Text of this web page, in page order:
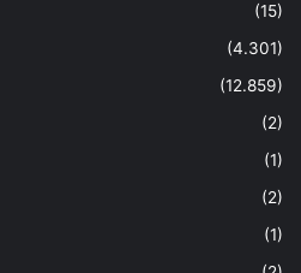
(15)
(4.301)
(12.859)
(2)
(1)
(2)
(1)